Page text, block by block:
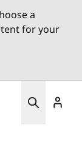
a
for your